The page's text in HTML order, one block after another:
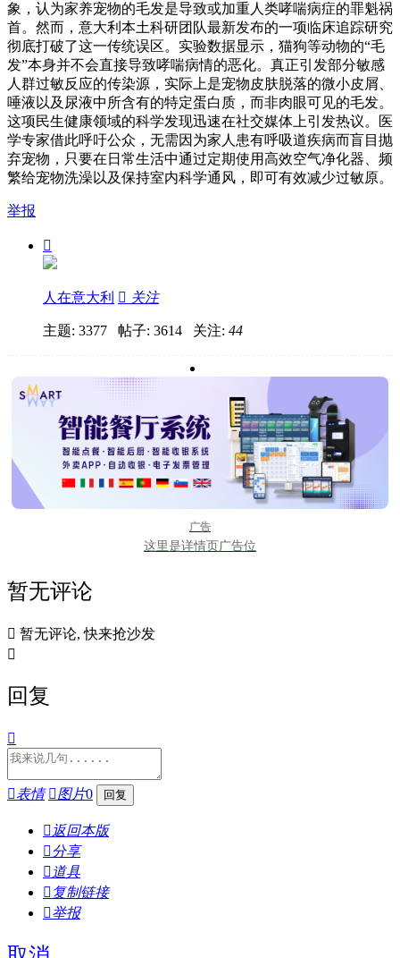
象，认为家养宠物的毛发是导致或加重人类哮喘病症的罪魁祸
首。然而，意大利本土科研团队最新发布的一项临床追踪研究
彻底打破了这一传统误区。实验数据显示，猫狗等动物的“毛
发”本身并不会直接导致哮喘病情的恶化。真正引发部分敏感
人群过敏反应的传染源，实际上是宠物皮肤脱落的微小皮屑、
唾液以及尿液中所含有的特定蛋白质，而非肉眼可见的毛发。
这项民生健康领域的科学发现迅速在社交媒体上引发热议。医
学专家借此呼吁公众，无需因为家人患有呼吸道疾病而盲目抛
弃宠物，只要在日常生活中通过定期使用高效空气净化器、频
繁给宠物洗澡以及保持室内科学通风，即可有效减少过敏原。
举报

人在意大利  关注
主题: 3377 帖子: 3614 关注: 44
广告
这里是详情页广告位
暂无评论
 暂无评论, 快来抢沙发

回复

表情 图片0
 返回本版
分享
 道具
 复制链接
举报